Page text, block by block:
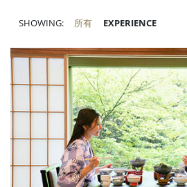
SHOWING: 所有 EXPERIENCE